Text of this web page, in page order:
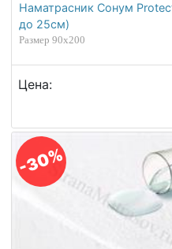
Наматрасник Сонум
до 25см)
Размер 90х200
Цена:
-30%